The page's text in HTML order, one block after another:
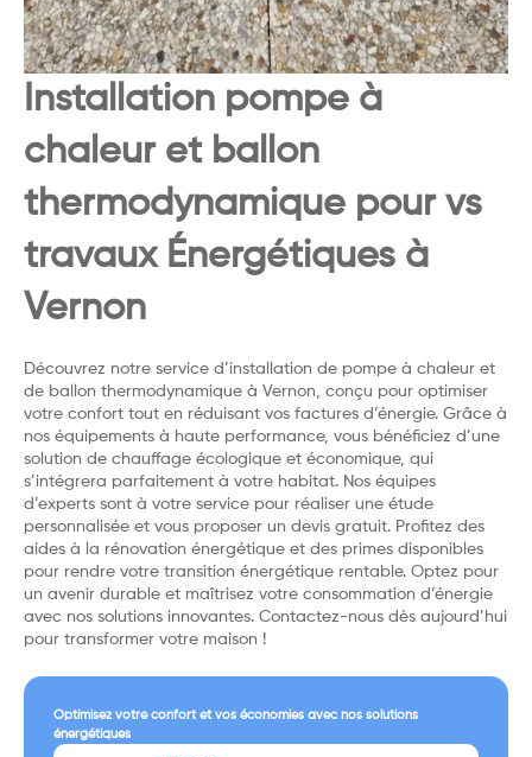
Installation pompe à
chaleur et ballon
thermodynamique pour vs
travaux Énergétiques à
Vernon
Découvrez notre service d’installation de pompe à chaleur et
de ballon thermodynamique à Vernon, conçu pour optimiser
votre confort tout en réduisant vos factures d’énergie. Grâce à
nos équipements à haute performance, vous bénéficiez d’une
solution de chauffage écologique et économique, qui
s’intégrera parfaitement à votre habitat. Nos équipes
d’experts sont à votre service pour réaliser une étude
personnalisée et vous proposer un devis gratuit. Profitez des
aides à la rénovation énergétique et des primes disponibles
pour rendre votre transition énergétique rentable. Optez pour
un avenir durable et maîtrisez votre consommation d’énergie
avec nos solutions innovantes. Contactez-nous dès aujourd’hui
pour transformer votre maison !
Optimisez votre confort et vos économies avec nos solutions
énergétiques